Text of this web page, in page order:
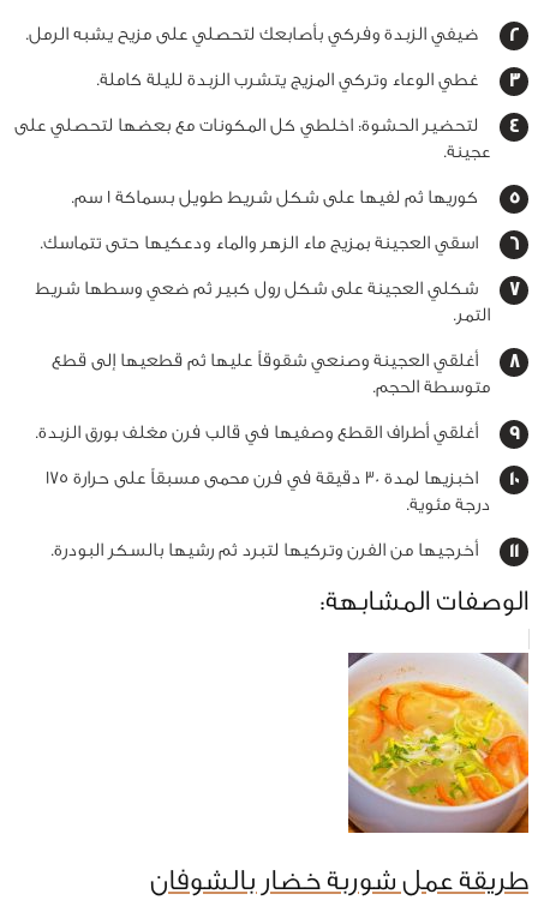
ضيفي الزبدة وفركي بأصابعك لتحصلي على مزيح يشبه الرمل.
غطي الوعاء وتركي المزيج يتشرب الزبدة لليلة كاملة.
لتحضير الحشوة: اخلطي كل المكونات مع بعضها لتحصلي على
عجينة.
كوريها ثم لفيها على شكل شريط طويل بسماكة 1 سم.
اسقي العجينة بمزيج ماء الزهر والماء ودعكيها حتى تتماسك.
شكلي العجينة على شكل رول كبير ثم ضعي وسطها شريط
التمر.
أغلقي العجينة وصنعي شقوقاً عليها ثم قطعيها إلى قطع
متوسطة الحجم.
أغلقي أطراف القطع وصفيها في قالب فرن مغلف بورق الزبدة.
اخبزيها لمدة 30 دقيقة في فرن محمى مسبقاً على حرارة 175
درجة مئوية.
أخرجيها من الفرن وتركيها لتبرد ثم رشيها بالسكر البودرة.
الوصفات المشابهة:
طريقة عمل شوربة خضار بالشوفان